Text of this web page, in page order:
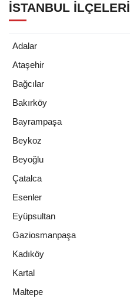
İSTANBUL İLÇELERI
Adalar
Ataşehir
Bağcılar
Bakırköy
Bayrampaşa
Beykoz
Beyoğlu
Çatalca
Esenler
Eyüpsultan
Gaziosmanpaşa
Kadıköy
Kartal
Maltepe